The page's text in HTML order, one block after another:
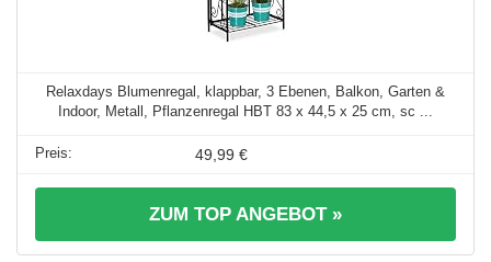
Relaxdays Blumenregal, klappbar, 3 Ebenen, Balkon, Garten &
Indoor, Metall, Pflanzenregal HBT 83 x 44,5 x 25 cm, sc ...
49,99 €
ZUM TOP ANGEBOT »